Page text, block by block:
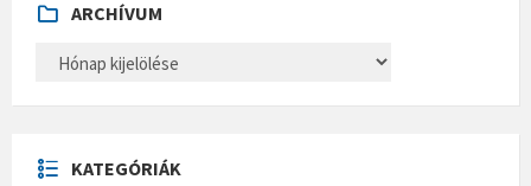
ARCHÍVUM
H
U
M
KATEGÓRIÁK